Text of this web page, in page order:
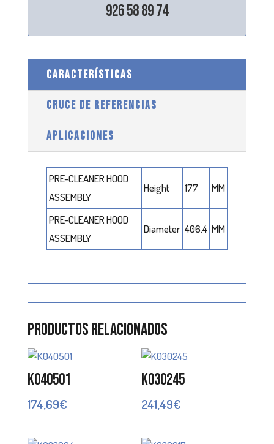
926 58 89 74
CARACTERÍSTICAS
CRUCE DE REFERENCIAS
APLICACIONES
PRE-CLEANER HOOD
ASSEMBLY
Height 177 MM
PRE-CLEANER HOOD
ASSEMBLY
Diameter 406.4 MM
Productos relacionados
K040501
174,69€
K030245
241,49€